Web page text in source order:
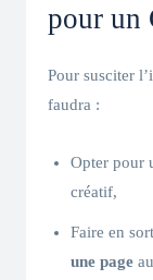
pour un
Pour susciter
faudra :
Opter pour
créatif,
Faire en
une page